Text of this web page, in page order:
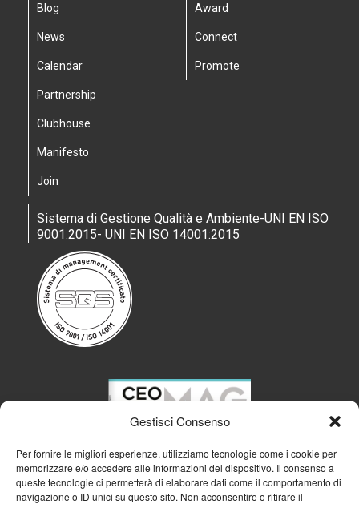
Gestisci Consenso
Per fornire le migliori esperienze, utilizziamo tecnologie come i cookie per
memorizzare e/o accedere alle informazioni del dispositivo. Il consenso a
queste tecnologie ci permetterà di elaborare dati come il comportamento di
navigazione o ID unici su questo sito. Non acconsentire o ritirare il
Blog
News
Calendar
Partnership
Clubhouse
Manifesto
Join
Award
Connect
Promote
Sistema di Gestione Qualità e Ambiente-UNI EN ISO
9001:2015- UNI EN ISO 14001:2015